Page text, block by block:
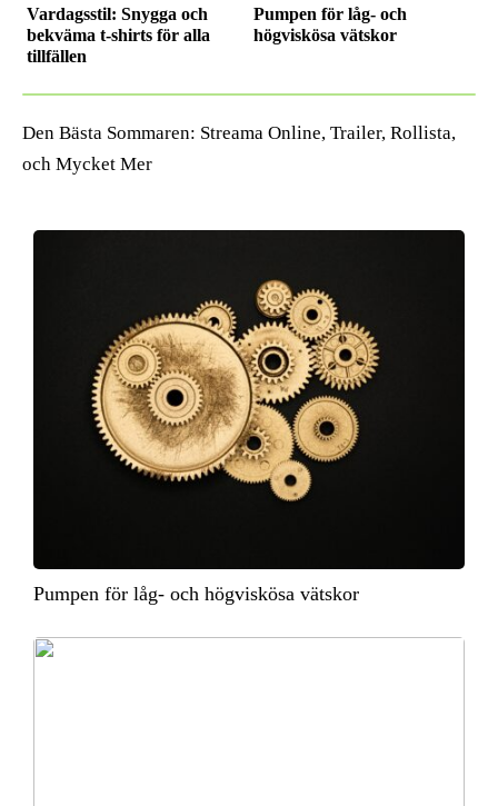
Vardagsstil: Snygga och
bekväma t-shirts för alla
tillfällen
Pumpen för låg- och
högviskösa vätskor
Den Bästa Sommaren: Streama Online, Trailer, Rollista,
och Mycket Mer
Pumpen för låg- och högviskösa vätskor